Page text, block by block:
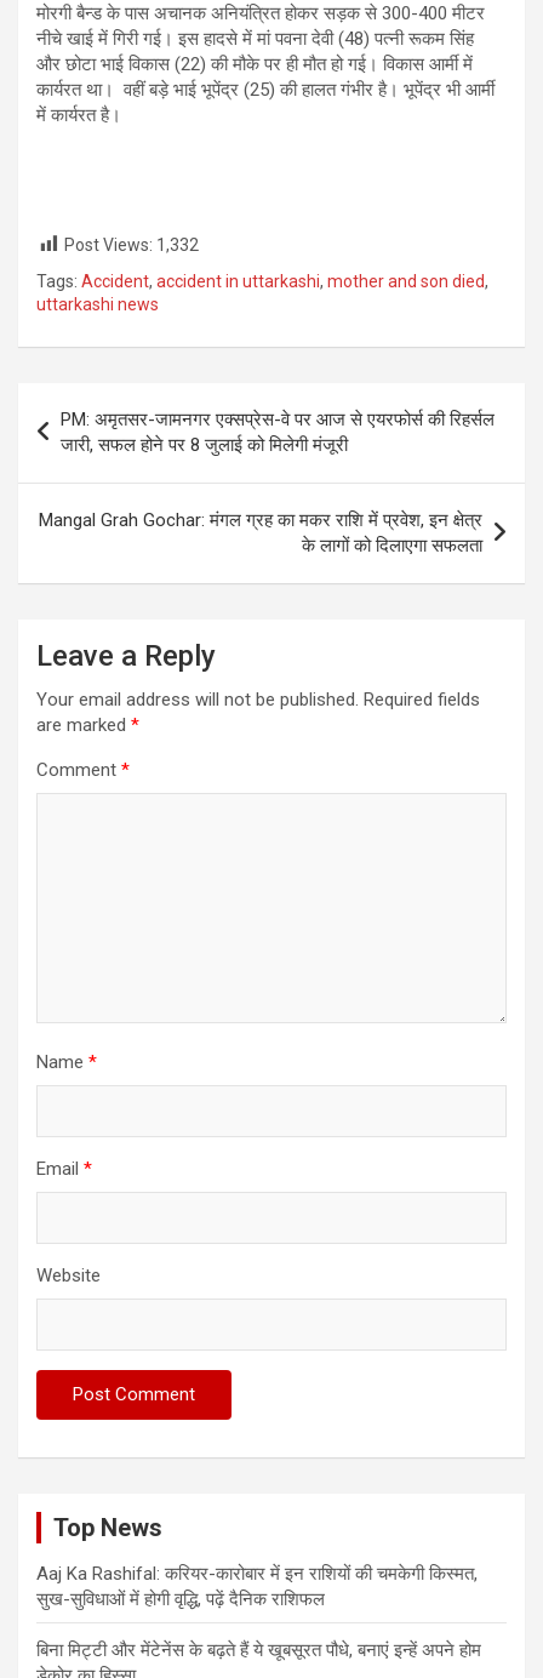
मोरगी बैन्ड के पास अचानक अनियंत्रित होकर सड़क से 300-400 मीटर
नीचे खाई में गिरी गई। इस हादसे में मां पवना देवी (48) पत्नी रूकम सिंह
और छोटा भाई विकास (22) की मौके पर ही मौत हो गई। विकास आर्मी में
कार्यरत था। वहीं बड़े भाई भूपेंद्र (25) की हालत गंभीर है। भूपेंद्र भी आर्मी
में कार्यरत है।
Post Views: 1,332
Tags: Accident, accident in uttarkashi, mother and son died,
uttarkashi news
navigation
PM: अमृतसर-जामनगर एक्सप्रेस-वे पर आज से एयरफोर्स की रिहर्सल
जारी, सफल होने पर 8 जुलाई को मिलेगी मंजूरी
Mangal Grah Gochar: मंगल ग्रह का मकर राशि में प्रवेश, इन क्षेत्र
के लागों को दिलाएगा सफलता
Leave a Reply
Your email address will not be published. Required fields
are marked *
Comment *
Name *
Email *
Website
Top News
Aaj Ka Rashifal: करियर-कारोबार में इन राशियों की चमकेगी किस्मत,
सुख-सुविधाओं में होगी वृद्धि, पढ़ें दैनिक राशिफल
बिना मिट्टी और मेंटेनेंस के बढ़ते हैं ये खूबसूरत पौधे, बनाएं इन्‍हें अपने होम